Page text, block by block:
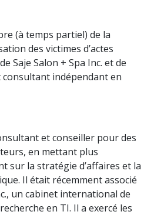
(à temps partiel) de la
des victimes d’actes
Saje Salon + Spa Inc. et de
consultant indépendant en
et conseiller pour des
en mettant plus
sur la stratégie d’affaires et la
Il était récemment associé
un cabinet international de
en TI. Il a exercé les